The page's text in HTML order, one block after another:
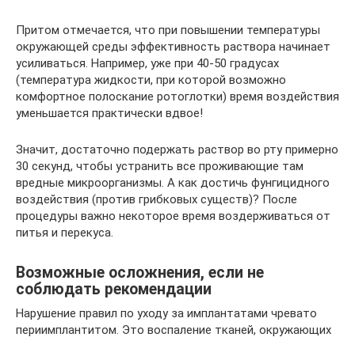
Притом отмечается, что при повышении температуры
окружающей среды эффективность раствора начинает
усиливаться. Например, уже при 40-50 градусах
(температура жидкости, при которой возможно
комфортное полоскание ротоглотки) время воздействия
уменьшается практически вдвое!
Значит, достаточно подержать раствор во рту примерно
30 секунд, чтобы устранить все проживающие там
вредные микроорганизмы. А как достичь фунгицидного
воздействия (против грибковых существ)? После
процедуры важно некоторое время воздерживаться от
питья и перекуса.
Возможные осложнения, если не
соблюдать рекомендации
Нарушение правил по уходу за имплантатами чревато
периимплантитом. Это воспаление тканей, окружающих